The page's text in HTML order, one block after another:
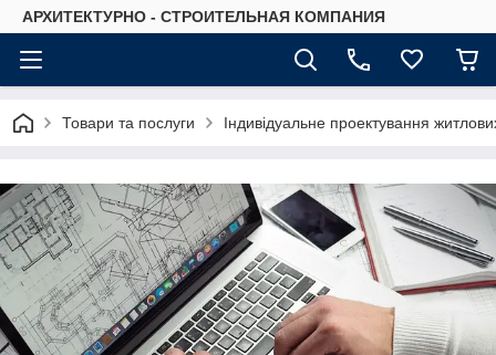
АРХИТЕКТУРНО - СТРОИТЕЛЬНАЯ КОМПАНИЯ
Товари та послуги Індивідуальне проектування